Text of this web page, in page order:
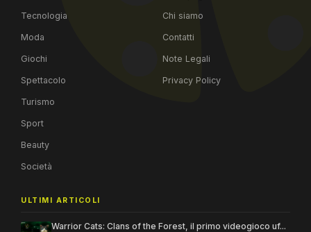
Tecnologia
Moda
Giochi
Spettacolo
Turismo
Sport
Beauty
Società
Chi siamo
Contatti
Note Legali
Privacy Policy
ULTIMI ARTICOLI
Warrior Cats: Clans of the Forest, il primo videogioco uf...